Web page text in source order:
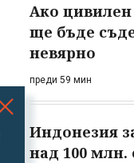
Ако
ще бъде
невярно
преди 59 мин
Индонезия
над 100 млн.